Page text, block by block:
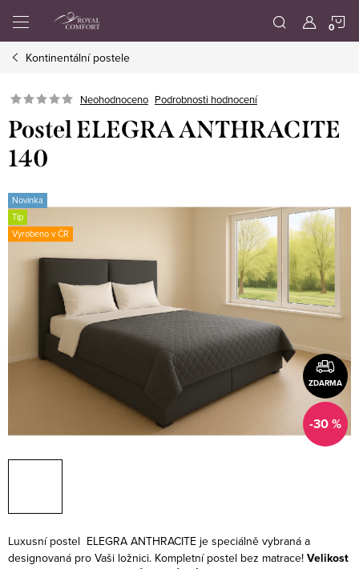
obsah
Kontinentální postele
Neohodnoceno Podrobnosti hodnocení
Postel ELEGRA ANTHRACITE
140
Novinka
Tip
Vyrobeno v ČR
ZDARMA
-30 %
Luxusní postel ELEGRA ANTHRACITE je speciálně vybraná a
designovaná pro Vaši ložnici. Kompletní postel bez matrace! Velikost